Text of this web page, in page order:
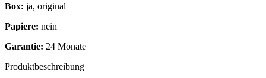
Box: ja, original
Papiere: nein
Garantie: 24 Monate
Produktbeschreibung